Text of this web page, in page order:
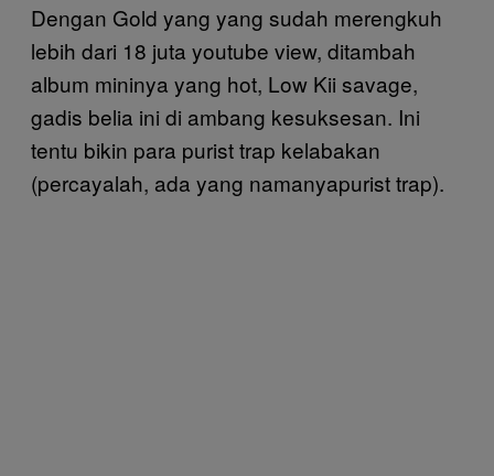
Dengan Gold yang yang sudah merengkuh
lebih dari 18 juta youtube view, ditambah
album mininya yang hot, Low Kii savage,
gadis belia ini di ambang kesuksesan. Ini
tentu bikin para purist trap kelabakan
(percayalah, ada yang namanyapurist trap).